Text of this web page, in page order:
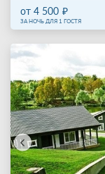
от 4 500
ЗА НОЧЬ ДЛЯ 1 ГОСТЯ